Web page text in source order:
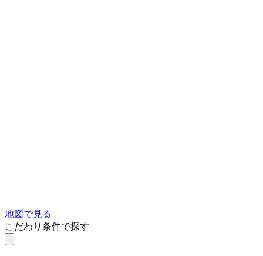
地図で見る
こだわり条件で探す